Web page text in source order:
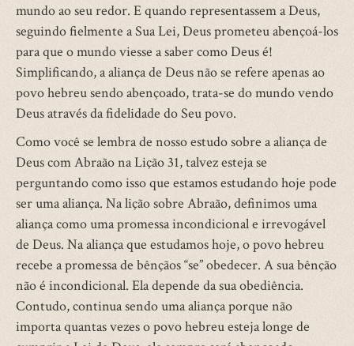
mundo ao seu redor. E quando representassem a Deus,
seguindo fielmente a Sua Lei, Deus prometeu abençoá-los
para que o mundo viesse a saber como Deus é!
Simplificando, a aliança de Deus não se refere apenas ao
povo hebreu sendo abençoado, trata-se do mundo vendo
Deus através da fidelidade do Seu povo.
Como você se lembra de nosso estudo sobre a aliança de
Deus com Abraão na Lição 31, talvez esteja se
perguntando como isso que estamos estudando hoje pode
ser uma aliança. Na lição sobre Abraão, definimos uma
aliança como uma promessa incondicional e irrevogável
de Deus. Na aliança que estudamos hoje, o povo hebreu
recebe a promessa de bênçãos “se” obedecer. A sua bênção
não é incondicional. Ela depende da sua obediência.
Contudo, continua sendo uma aliança porque não
importa quantas vezes o povo hebreu esteja longe de